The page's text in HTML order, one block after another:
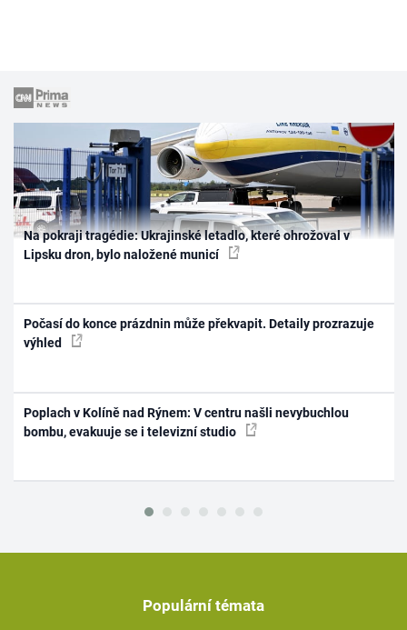
Na pokraji tragédie: Ukrajinské letadlo, které ohrožoval v
Lipsku dron, bylo naložené municí
Počasí do konce prázdnin může překvapit. Detaily prozrazuje
výhled
Poplach v Kolíně nad Rýnem: V centru našli nevybuchlou
bombu, evakuuje se i televizní studio
Populární témata